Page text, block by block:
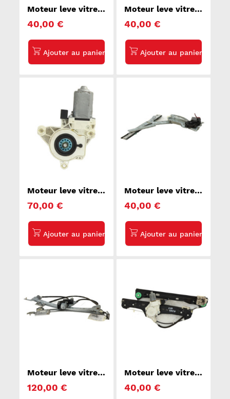
Moteur leve vitre
C-MAX 1
40,00 €
Moteur leve vitre
FORFOUR 1
40,00 €
Moteur leve vitre
Q5 2
70,00 €
Moteur leve vitre
MERIVA A
40,00 €
Moteur leve vitre
RENAULT MEGANE
120,00 €
Moteur leve vitre
SERIE 3 E90
40,00 €